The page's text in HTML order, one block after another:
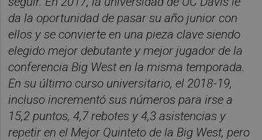
da la oportunidad de pasar su año junior con
ellos y se convierte en una pieza clave siendo
elegido mejor debutante y mejor jugador de la
conferencia Big West en la misma temporada.
En su último curso universitario, el 2018-19,
incluso incrementó sus números para irse a
15,2 puntos, 4,7 rebotes y 4,3 asistencias y
repetir en el Mejor Quinteto de la Big West, pero